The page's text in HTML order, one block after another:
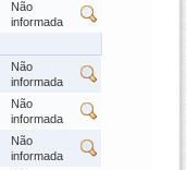
Não
informada
Não
informada
Não
informada
Não
informada